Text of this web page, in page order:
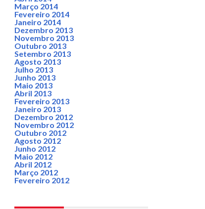
Março 2014
Fevereiro 2014
Janeiro 2014
Dezembro 2013
Novembro 2013
Outubro 2013
Setembro 2013
Agosto 2013
Julho 2013
Junho 2013
Maio 2013
Abril 2013
Fevereiro 2013
Janeiro 2013
Dezembro 2012
Novembro 2012
Outubro 2012
Agosto 2012
Junho 2012
Maio 2012
Abril 2012
Março 2012
Fevereiro 2012